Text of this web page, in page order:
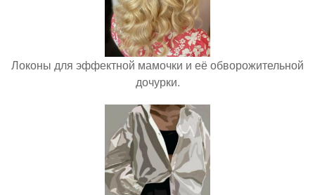
Локоны для эффектной мамочки и её обворожительной
дочурки.